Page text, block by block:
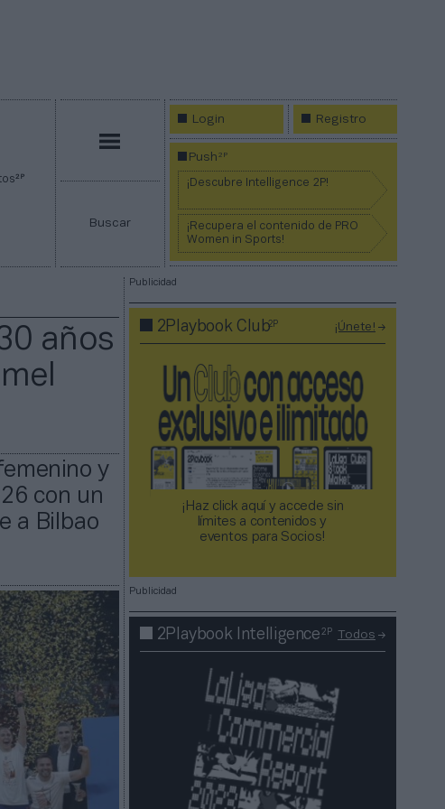
2P
Buscar
Login Registro
Push2P
¡Descubre Intelligence 2P!
¡Recupera el contenido de PRO
Women in Sports!
años
y
con un
a Bilbao
Publicidad
2Playbook Club2P ¡Únete!
¡Haz click aquí y accede sin
límites a contenidos y
eventos para Socios!​​​​​​​
Publicidad
2Playbook Intelligence2P Todos